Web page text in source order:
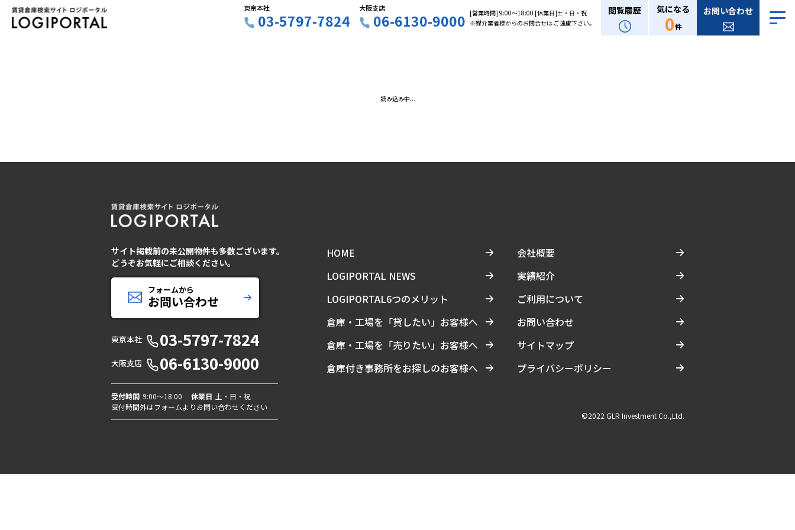
東京本社
03-5797-7824
大阪支店
06-6130-9000 [営業時間] 9:00〜18:00 [休業日]土・日・祝
※媒介業者様からのお問合せは ご遠慮下さい。
閲覧履歴 気になる
0件
お問い合わせ
読み込み中...
サイト掲載前の未公開物件も多数ございます。
どうぞお気軽にご相談ください。
フォームから
お問い合わせ
東京本社 03-5797-7824
大阪支店 06-6130-9000
受付時間 9:00〜18:00 休業日 土・日・祝
受付時間外はフォームよりお問い合わせください
HOME
LOGIPORTAL NEWS
LOGIPORTAL6つのメリット
倉庫・工場を「貸したい」お客様へ
倉庫・工場を「売りたい」お客様へ
倉庫付き事務所をお探しのお客様へ
会社概要
実績紹介
ご利用について
お問い合わせ
サイトマップ
プライバシーポリシー
©2022 GLR Investment Co.,Ltd.